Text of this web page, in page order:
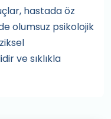
hastada öz
olumsuz psikolojik
ve sıklıkla